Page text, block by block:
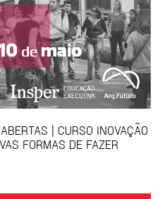
| CURSO INOVAÇÃO
FORMAS DE FAZER